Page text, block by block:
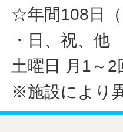
☆年間108日（
・日、祝、他
土曜日 月1～2
※施設により